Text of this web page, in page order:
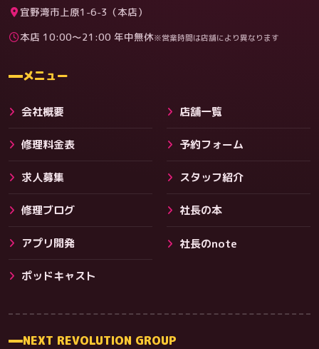
その他サービス
料金
宜野湾市上原1-6-3（本店）
本店 10:00〜21:00 年中無休※営業時間は店舗により異なります
メニュー
会社概要 店舗一覧
修理料金表 予約フォーム
求人募集 スタッフ紹介
修理ブログ 社長の本
アプリ開発 社長のnote
ポッドキャスト
NEXT REVOLUTION GROUP